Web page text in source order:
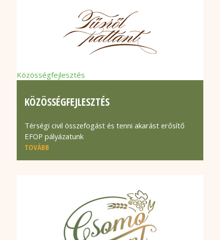
Közösségfejlesztés
KÖZÖSSÉGFEJLESZTÉS
Térségi civil összefogást és tenni akarást erősítő
EFOP pályázatunk
TOVÁBB